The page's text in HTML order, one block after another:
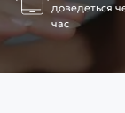
доведеться
час